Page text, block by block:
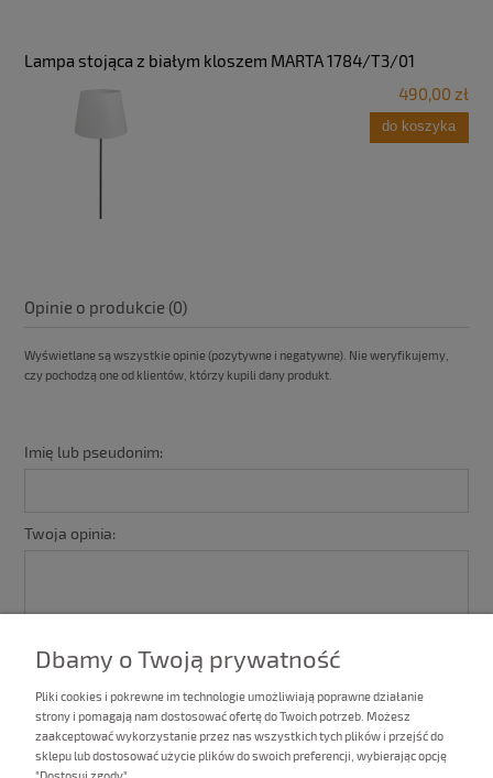
Lampa stojąca z białym kloszem MARTA 1784/T3/01
490,00 zł
do koszyka
Opinie o produkcie (0)
Wyświetlane są wszystkie opinie (pozytywne i negatywne). Nie weryfikujemy,
czy pochodzą one od klientów, którzy kupili dany produkt.
Imię lub pseudonim:
Twoja opinia:
Dbamy o Twoją prywatność
Pliki cookies i pokrewne im technologie umożliwiają poprawne działanie
strony i pomagają nam dostosować ofertę do Twoich potrzeb. Możesz
zaakceptować wykorzystanie przez nas wszystkich tych plików i przejść do
sklepu lub dostosować użycie plików do swoich preferencji, wybierając opcję